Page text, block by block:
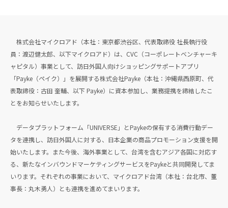
株式会社マイクロアド（本社：東京都渋谷区、代表取締役 社長執行役
員：渡辺健太郎、以下マイクロアド）は、CVC（コーポレートベンチャーキ
ャピタル）事業として、訪日外国人向けショッピングサポートアプリ
「Payke（ペイク）」を展開する株式会社Payke（本社：沖縄県西原町、代
表取締役：古田 奎輔、以下 Payke）に資本参加し、業務提携を締結したこ
とをお知らせいたします。
データプラットフォーム「UNIVERSE」とPaykeの保有する消費行動デー
タを連携し、訪日外国人に対する、日本企業の商品プロモーション支援を開
始いたします。また今後、海外事業として、台湾を含むアジア各国に対応す
る、新たなインバウンドマーケティングサービスをPaykeと共同開発してま
いります。それぞれの事業において、マイクロアド台湾（本社：台北市、董
事長：丸木勇人）とも連携を進めてまいります。